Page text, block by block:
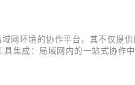
网环境的协作平台，其不仅提
集成：局域网内的一站式协作